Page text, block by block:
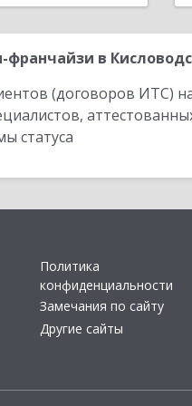
в
(договоров ИТС)
статуса
Политика
конфиденциальности
Замечания по сайту
Другие сайты